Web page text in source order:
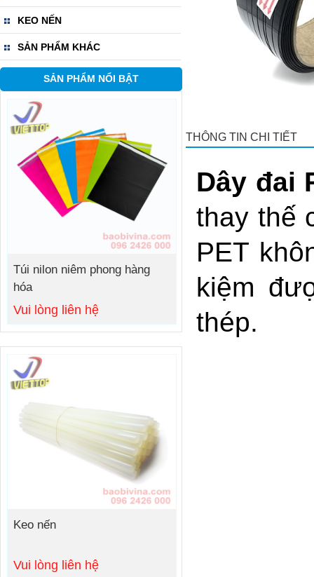
KEO NẾN
SẢN PHẨM KHÁC
SẢN PHẨM NỔI BẬT
Túi nilon niêm phong hàng
hóa
Vui lòng liên hệ
Keo nến
Vui lòng liên hệ
THÔNG TIN CHI TIẾT
Dây đai
thay thế
PET
kiệm
thép.